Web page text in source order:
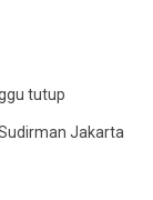
tutup
Jakarta